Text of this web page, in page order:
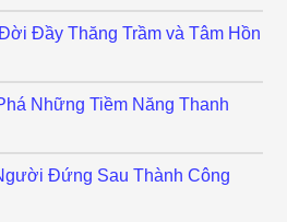
Đầy Thăng Trầm và Tâm Hồn
Những Tiềm Năng Thanh
Đứng Sau Thành Công